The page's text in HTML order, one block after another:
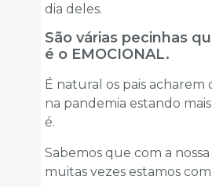
dia deles.
São várias pecinhas
é o EMOCIONAL.
É natural os pais
na pandemia estando
é.
Sabemos que com a
muitas vezes estamos